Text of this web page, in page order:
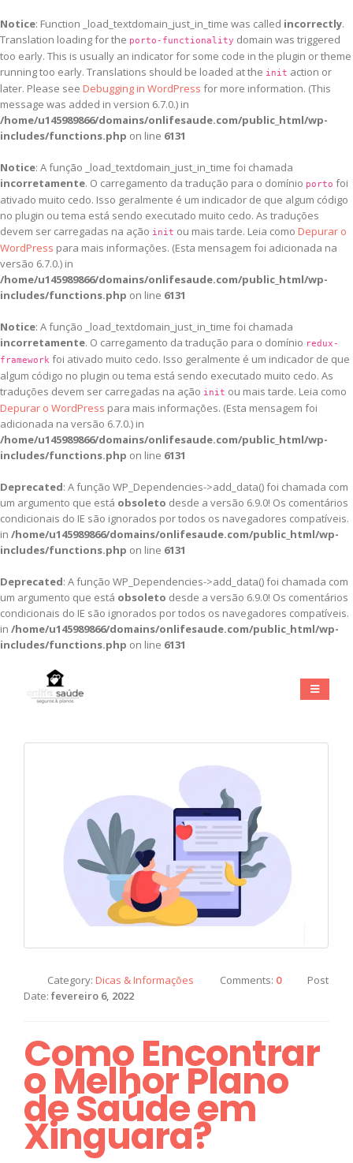
Notice: Function _load_textdomain_just_in_time was called incorrectly.
Translation loading for the porto-functionality domain was triggered
too early. This is usually an indicator for some code in the plugin or theme
running too early. Translations should be loaded at the init action or
later. Please see Debugging in WordPress for more information. (This
message was added in version 6.7.0.) in
/home/u145989866/domains/onlifesaude.com/public_html/wp-
includes/functions.php on line 6131
Notice: A função _load_textdomain_just_in_time foi chamada
incorretamente. O carregamento da tradução para o domínio porto foi
ativado muito cedo. Isso geralmente é um indicador de que algum código
no plugin ou tema está sendo executado muito cedo. As traduções
devem ser carregadas na ação init ou mais tarde. Leia como Depurar o
WordPress para mais informações. (Esta mensagem foi adicionada na
versão 6.7.0.) in
/home/u145989866/domains/onlifesaude.com/public_html/wp-
includes/functions.php on line 6131
Notice: A função _load_textdomain_just_in_time foi chamada
incorretamente. O carregamento da tradução para o domínio redux-
framework foi ativado muito cedo. Isso geralmente é um indicador de que
algum código no plugin ou tema está sendo executado muito cedo. As
traduções devem ser carregadas na ação init ou mais tarde. Leia como
Depurar o WordPress para mais informações. (Esta mensagem foi
adicionada na versão 6.7.0.) in
/home/u145989866/domains/onlifesaude.com/public_html/wp-
includes/functions.php on line 6131
Deprecated: A função WP_Dependencies->add_data() foi chamada com
um argumento que está obsoleto desde a versão 6.9.0! Os comentários
condicionais do IE são ignorados por todos os navegadores compatíveis.
in /home/u145989866/domains/onlifesaude.com/public_html/wp-
includes/functions.php on line 6131
Deprecated: A função WP_Dependencies->add_data() foi chamada com
um argumento que está obsoleto desde a versão 6.9.0! Os comentários
condicionais do IE são ignorados por todos os navegadores compatíveis.
in /home/u145989866/domains/onlifesaude.com/public_html/wp-
includes/functions.php on line 6131
Category: Dicas & Informações Comments: 0
Post
Date: fevereiro 6, 2022
Como Encontrar
o Melhor Plano
de Saúde em
Xinguara?